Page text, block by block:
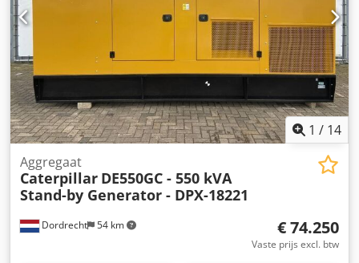
1 / 14
Dordrecht 54 km
Aggregaat
Caterpillar DE550GC - 550 kVA
Stand-by Generator - DPX-18221
€ 74.250
Vaste prijs excl. btw